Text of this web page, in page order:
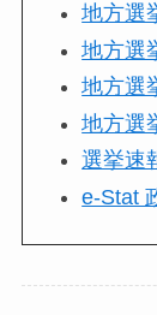
地方選
地方選
地方選
地方選
選挙速
e-Stat